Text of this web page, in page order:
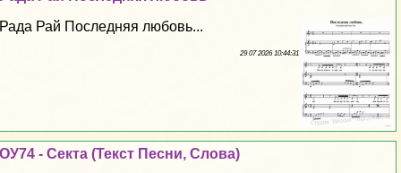
Рада Рай Последняя любовь...
29 07 2026 10:44:31
ОУ74 - Секта (Текст Песни, Слова)